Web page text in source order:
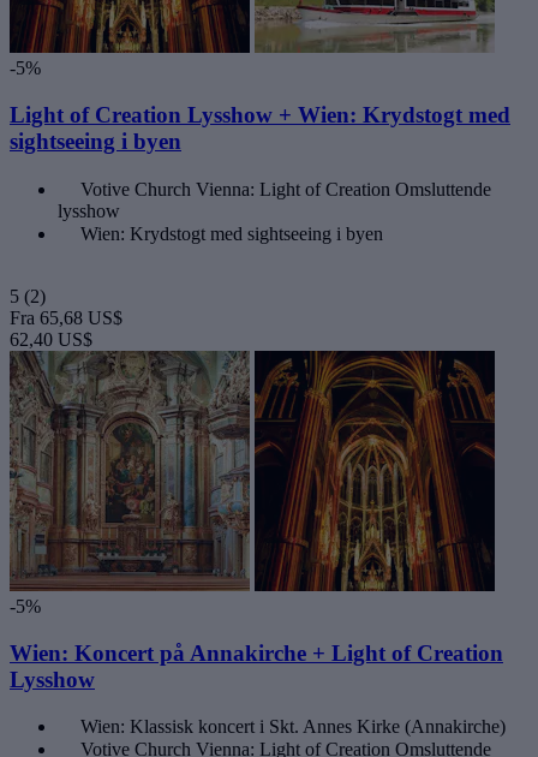
-5%
Light of Creation Lysshow + Wien: Krydstogt med
sightseeing i byen
Votive Church Vienna: Light of Creation Omsluttende
lysshow
Wien: Krydstogt med sightseeing i byen
5 (2)
Fra 65,68 US$
62,40 US$
-5%
Wien: Koncert på Annakirche + Light of Creation
Lysshow
Wien: Klassisk koncert i Skt. Annes Kirke (Annakirche)
Votive Church Vienna: Light of Creation Omsluttende